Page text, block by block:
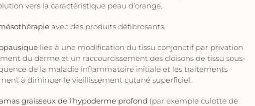
vers la caractéristique peau d’orange.
avec des produits défibrosants.
liée à une modification du tissu conjonctif par privation
du derme et un raccourcissement des cloisons de tissu sous-
de la maladie inflammatoire initiale et les traitements
à diminuer le vieillissement cutané superficiel.
amas graisseux de l’hypoderme profond (par exemple culotte de